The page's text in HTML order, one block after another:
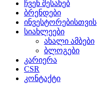
ჩვენ შესახებ
ბრენდები
ინვესტორებისთვის
სიახლეები
ახალი ამბები
ბლოგები
კარიერა
CSR
კონტაქტი